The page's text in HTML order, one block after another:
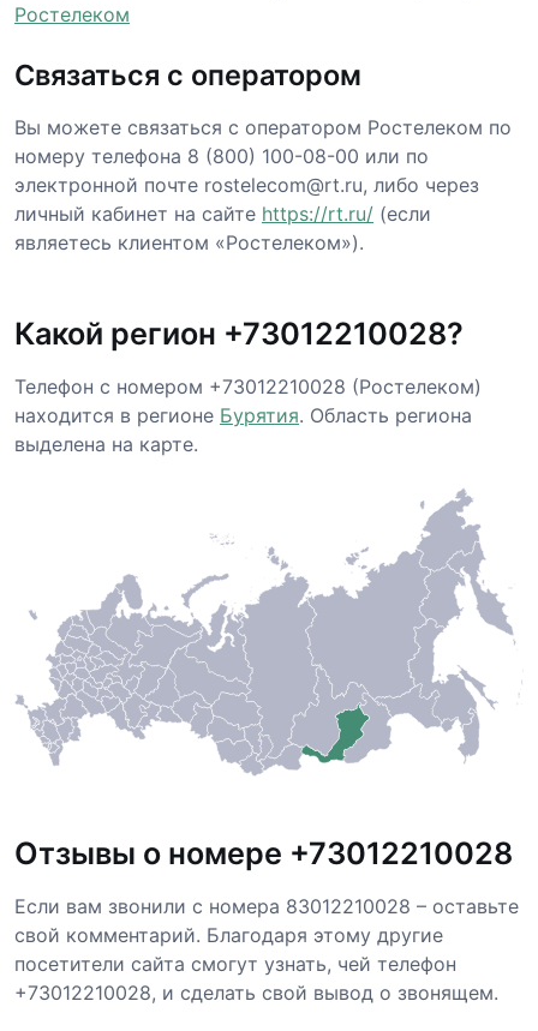
Ростелеком
Связаться с оператором
Вы можете связаться с оператором Ростелеком по
номеру телефона 8 (800) 100-08-00 или по
электронной почте rostelecom@rt.ru, либо через
личный кабинет на сайте https://rt.ru/ (если
являетесь клиентом «Ростелеком»).
Какой регион +73012210028?
Телефон с номером +73012210028 (Ростелеком)
находится в регионе Бурятия. Область региона
выделена на карте.
Отзывы о номере +73012210028
Если вам звонили с номера 83012210028 – оставьте
свой комментарий. Благодаря этому другие
посетители сайта смогут узнать, чей телефон
+73012210028, и сделать свой вывод о звонящем.